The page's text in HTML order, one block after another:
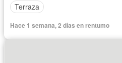
Terraza
Hace 1 semana, 2 días en rentumo